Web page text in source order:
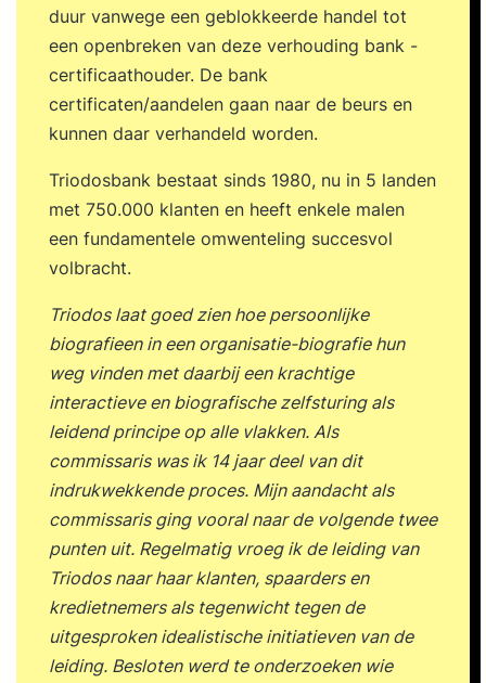
duur vanwege een geblokkeerde handel tot
een openbreken van deze verhouding bank -
certificaathouder. De bank
certificaten/aandelen gaan naar de beurs en
kunnen daar verhandeld worden.
Triodosbank bestaat sinds 1980, nu in 5 landen
met 750.000 klanten en heeft enkele malen
een fundamentele omwenteling succesvol
volbracht.
Triodos laat goed zien hoe persoonlijke
biografieen in een organisatie-biografie hun
weg vinden met daarbij een krachtige
interactieve en biografische zelfsturing als
leidend principe op alle vlakken. Als
commissaris was ik 14 jaar deel van dit
indrukwekkende proces. Mijn aandacht als
commissaris ging vooral naar de volgende twee
punten uit. Regelmatig vroeg ik de leiding van
Triodos naar haar klanten, spaarders en
kredietnemers als tegenwicht tegen de
uitgesproken idealistische initiatieven van de
leiding. Besloten werd te onderzoeken wie